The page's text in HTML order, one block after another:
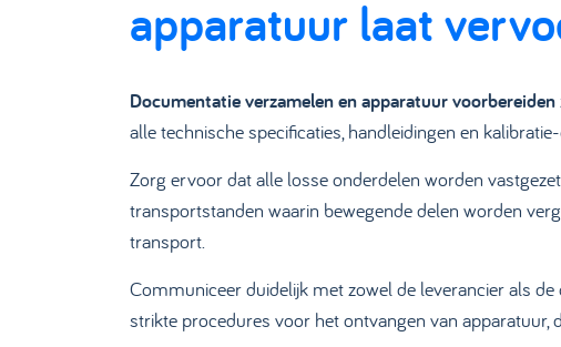
apparatuur laat
Documentatie verzamelen en apparatuur voorbereiden
alle technische specificaties, handleidingen en
Zorg ervoor dat alle losse onderdelen worden
transportstanden waarin bewegende delen worden
transport.
Communiceer duidelijk met zowel de leverancier als
strikte procedures voor het ontvangen van apparatuur,